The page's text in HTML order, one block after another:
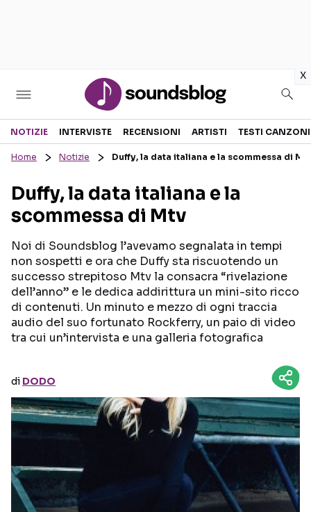
x
Sezioni
RECENSIONI MUSICALI
INTERVISTE
GOSSIP E CURIOSITÀ
TESTI CANZONI
TOUR ED EVENTI
TALENT SHOW
Seguici sui social
NOTIZIE INTERVISTE RECENSIONI ARTISTI TESTI CANZONI
Home Notizie Duffy, la data italiana e la scommessa di Mtv
Duffy, la data italiana e la
scommessa di Mtv
Noi di Soundsblog l’avevamo segnalata in tempi
non sospetti e ora che Duffy sta riscuotendo un
successo strepitoso Mtv la consacra “rivelazione
dell’anno” e le dedica addirittura un mini-sito ricco
di contenuti. Un minuto e mezzo di ogni traccia
audio del suo fortunato Rockferry, un paio di video
tra cui un’intervista e una galleria fotografica
di DODO